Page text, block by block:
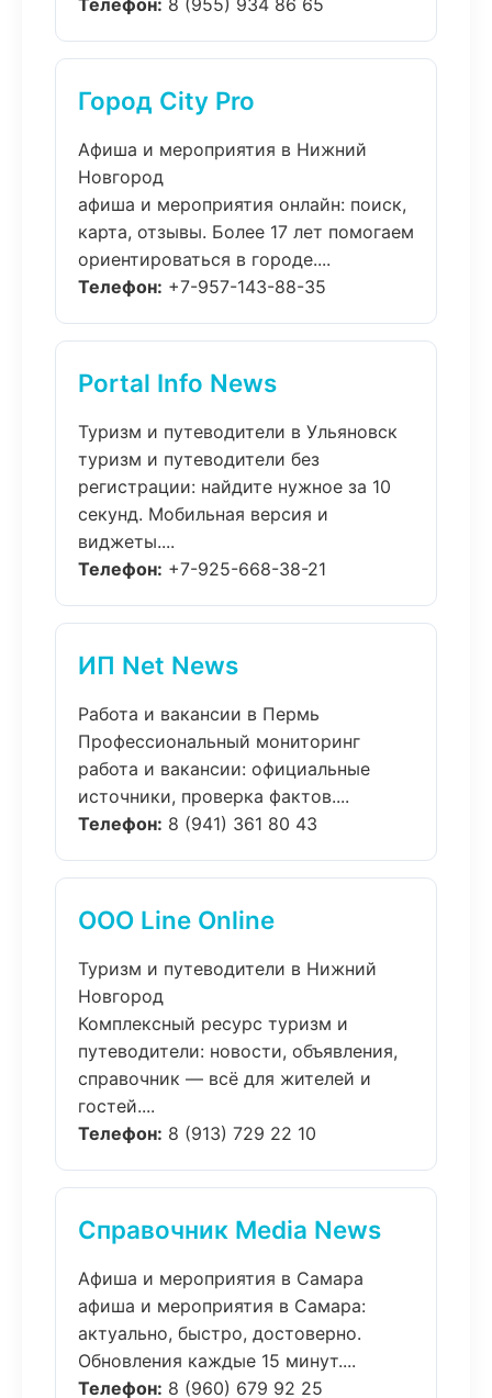
Телефон: 8 (955) 934 86 65
Город City Pro
Афиша и мероприятия в Нижний
Новгород
афиша и мероприятия онлайн: поиск,
карта, отзывы. Более 17 лет помогаем
ориентироваться в городе....
Телефон: +7-957-143-88-35
Portal Info News
Туризм и путеводители в Ульяновск
туризм и путеводители без
регистрации: найдите нужное за 10
секунд. Мобильная версия и
виджеты....
Телефон: +7-925-668-38-21
ИП Net News
Работа и вакансии в Пермь
Профессиональный мониторинг
работа и вакансии: официальные
источники, проверка фактов....
Телефон: 8 (941) 361 80 43
ООО Line Online
Туризм и путеводители в Нижний
Новгород
Комплексный ресурс туризм и
путеводители: новости, объявления,
справочник — всё для жителей и
гостей....
Телефон: 8 (913) 729 22 10
Справочник Media News
Афиша и мероприятия в Самара
афиша и мероприятия в Самара:
актуально, быстро, достоверно.
Обновления каждые 15 минут....
Телефон: 8 (960) 679 92 25